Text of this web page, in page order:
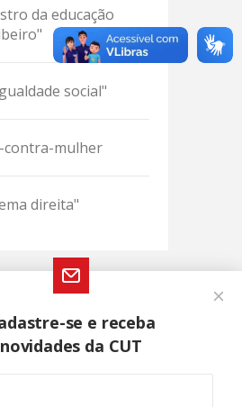
da educação
social"
contra-mulher
direita"
se e receba
novidades da CUT